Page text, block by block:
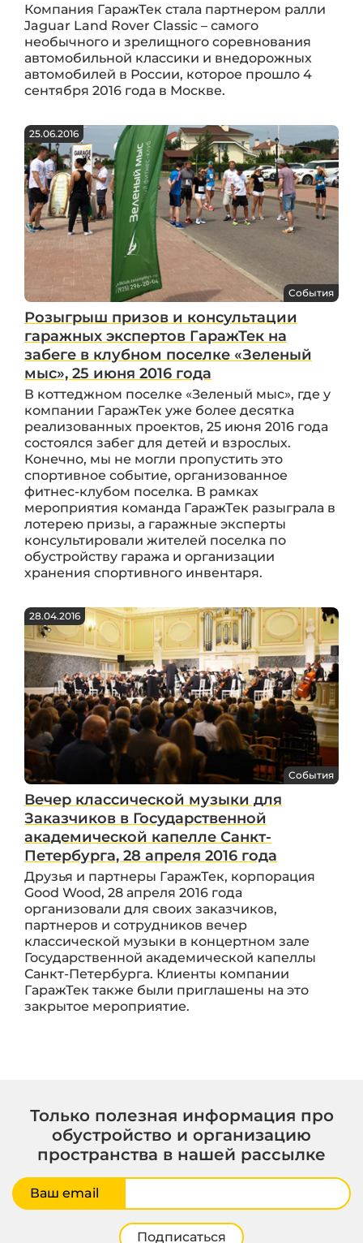
Компания ГаражТек стала партнером ралли
Jaguar Land Rover Classic – самого
необычного и зрелищного соревнования
автомобильной классики и внедорожных
автомобилей в России, которое прошло 4
сентября 2016 года в Москве.
25.06.2016
События
Розыгрыш призов и консультации
гаражных экспертов ГаражТек на
забеге в клубном поселке «Зеленый
мыс», 25 июня 2016 года
В коттеджном поселке «Зеленый мыс», где у
компании ГаражТек уже более десятка
реализованных проектов, 25 июня 2016 года
состоялся забег для детей и взрослых.
Конечно, мы не могли пропустить это
спортивное событие, организованное
фитнес-клубом поселка. В рамках
мероприятия команда ГаражТек разыграла в
лотерею призы, а гаражные эксперты
консультировали жителей поселка по
обустройству гаража и организации
хранения спортивного инвентаря.
28.04.2016
События
Вечер классической музыки для
Заказчиков в Государственной
академической капелле Санкт-
Петербурга, 28 апреля 2016 года
Друзья и партнеры ГаражТек, корпорация
Good Wood, 28 апреля 2016 года
организовали для своих заказчиков,
партнеров и сотрудников вечер
классической музыки в концертном зале
Государственной академической капеллы
Санкт-Петербурга. Клиенты компании
ГаражТек также были приглашены на это
закрытое мероприятие.
Только полезная информация про
обустройство и организацию
пространства в нашей рассылке
Ваш email
Подписаться